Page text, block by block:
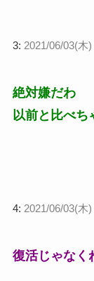
3: 2021/06/03(木
絶対嫌だわ
以前と比べち
4: 2021/06/03(木
復活じゃなく